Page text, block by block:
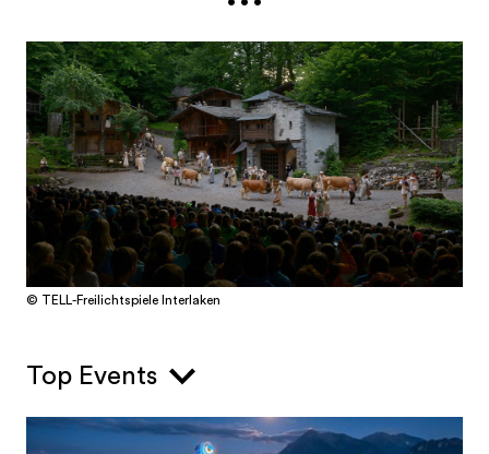
das vom1. Juli bis 15. August
2026aufgeführt wird.
Ebenfalls beliebt sind
dieFreilichtspiele Mooseggmit "Hansjoggeli"
einem Stück, das tief im Emmental
verwurzelt ist und vom2. Juli bis 15.
August 2026 stattfindet.
Sowie dieFreilichtspiele Tellenburg in
Frutigen mit"The singing pilots" und "Ein
Zum Abschluss bietet das
Gürbetalinspirierende Kontraste:
Das moderne Bühnenbild schafft den
© TELL-Freilichtspiele Interlaken
Top Events